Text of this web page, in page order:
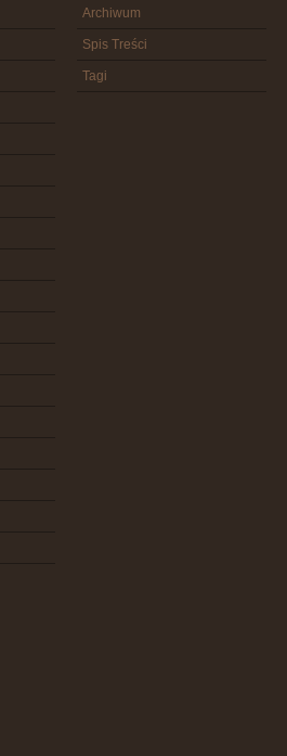
Archiwum
Spis Treści
Tagi